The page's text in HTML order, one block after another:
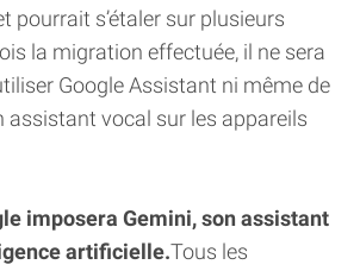
pourrait s’étaler sur plusieurs
la migration effectuée, il ne sera
Google Assistant ni même de
assistant vocal sur les appareils
imposera Gemini, son assistant
artificielle.Tous les